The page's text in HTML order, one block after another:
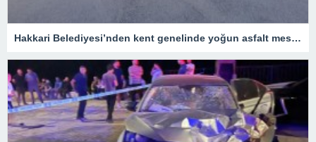
Hakkari Belediyesi’nden kent genelinde yoğun asfalt mesaisi